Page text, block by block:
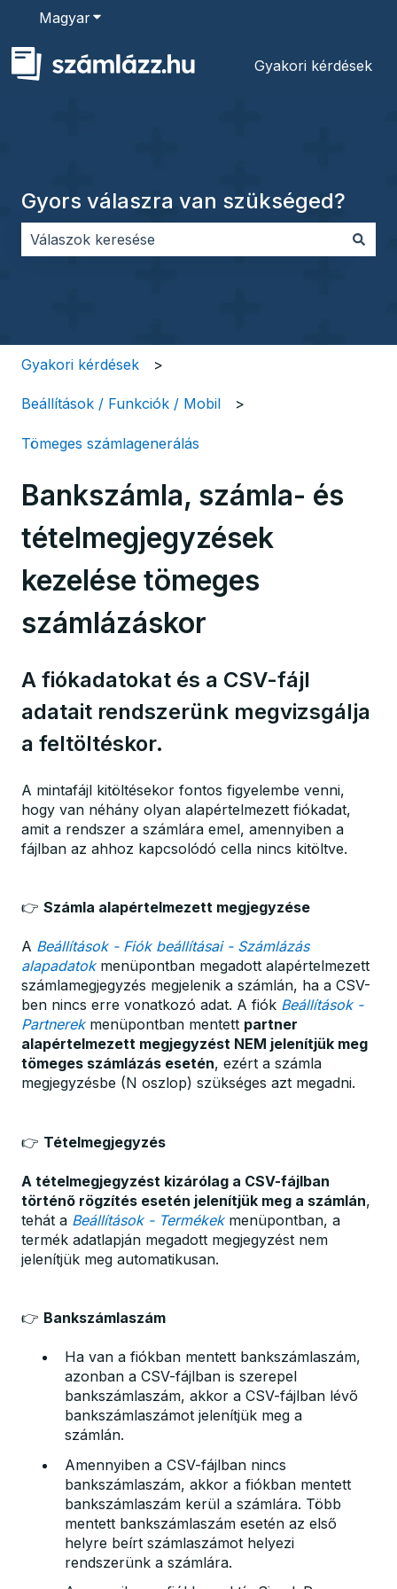
MagyarAlmenü megjelenítése fordításokhoz
Gyakori kérdések
Gyors válaszra van szükséged?
Gyakori kérdések
Beállítások / Funkciók / Mobil
Tömeges számlagenerálás
Bankszámla, számla- és
tételmegjegyzések
kezelése tömeges
számlázáskor
A fiókadatokat és a CSV-fájl
adatait rendszerünk megvizsgálja
a feltöltéskor.
A mintafájl kitöltésekor fontos figyelembe venni,
hogy van néhány olyan alapértelmezett fiókadat,
amit a rendszer a számlára emel, amennyiben a
fájlban az ahhoz kapcsolódó cella nincs kitöltve.
👉 Számla alapértelmezett megjegyzése
A Beállítások - Fiók beállításai - Számlázás
alapadatokmenüpontban megadott alapértelmezett
számlamegjegyzés megjelenik a számlán, ha a CSV-
ben nincs erre vonatkozó adat. A fiók Beállítások -
Partnerekmenüpontban mentett partner
alapértelmezett megjegyzést NEM jelenítjük meg
tömeges számlázás esetén, ezért a számla
megjegyzésbe (N oszlop) szükséges azt megadni.
👉 Tételmegjegyzés
A tételmegjegyzést kizárólag a CSV-fájlban
történő rögzítés esetén jelenítjük meg a számlán,
tehát a Beállítások - Termékekmenüpontban, a
termék adatlapján megadott megjegyzést nem
jelenítjük meg automatikusan.
👉 Bankszámlaszám
Ha van a fiókban mentett bankszámlaszám,
azonban a CSV-fájlban is szerepel
bankszámlaszám, akkor a CSV-fájlban lévő
bankszámlaszámot jelenítjük meg a
számlán.
Amennyiben a CSV-fájlban nincs
bankszámlaszám, akkor a fiókban mentett
bankszámlaszám kerül a számlára. Több
mentett bankszámlaszám esetén az első
helyre beírt számlaszámot helyezi
rendszerünk a számlára.